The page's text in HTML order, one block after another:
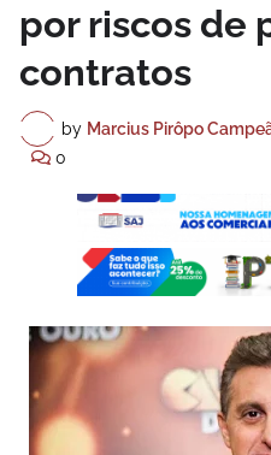
por riscos de
contratos
by Marcius Pirôpo
0